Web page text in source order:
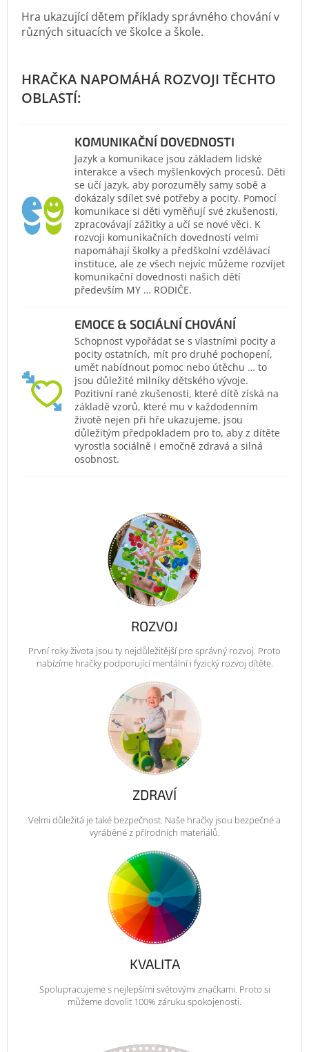
Hra ukazující dětem příklady správného chování v
různých situacích ve školce a škole.
KOMUNIKAČNÍ DOVEDNOSTI
Jazyk a komunikace jsou základem lidské
interakce a všech myšlenkových procesů. Děti
se učí jazyk, aby porozuměly samy sobě a
dokázaly sdílet své potřeby a pocity. Pomocí
komunikace si děti vyměňují své zkušenosti,
zpracovávají zážitky a učí se nové věci. K
rozvoji komunikačních dovedností velmi
napomáhají školky a předškolní vzdělávací
instituce, ale ze všech nejvíc můžeme rozvíjet
komunikační dovednosti našich dětí
především MY … RODIČE.
EMOCE & SOCIÁLNÍ CHOVÁNÍ
Schopnost vypořádat se s vlastními pocity a
pocity ostatních, mít pro druhé pochopení,
umět nabídnout pomoc nebo útěchu … to
jsou důležité milníky dětského vývoje.
Pozitivní rané zkušenosti, které dítě získá na
základě vzorů, které mu v každodenním
životě nejen při hře ukazujeme, jsou
důležitým předpokladem pro to, aby z dítěte
vyrostla sociálně i emočně zdravá a silná
osobnost.
ROZVOJ
První roky života jsou ty nejdůležitější pro správný rozvoj. Proto
nabízíme hračky podporující mentální i fyzický rozvoj dítěte.
ZDRAVÍ
Velmi důležitá je také bezpečnost. Naše hračky jsou bezpečné a
vyráběné z přírodních materiálů.
KVALITA
Spolupracujeme s nejlepšími světovými značkami. Proto si
můžeme dovolit 100% záruku spokojenosti.